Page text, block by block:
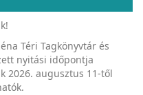
Téri Tagkönyvtár és
nyitási időpontja
2026. augusztus 11-től